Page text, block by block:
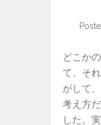
どこか
て、そ
がして
考え方
した。